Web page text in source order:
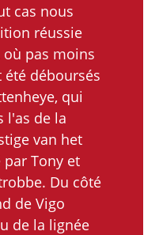
cas nous
réussie
où pas moins
été déboursés
qui
l'as de la
van het
par Tony et
Du côté
de Vigo
de la lignée